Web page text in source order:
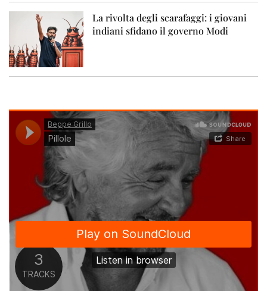
La rivolta degli scarafaggi: i giovani
indiani sfidano il governo Modi